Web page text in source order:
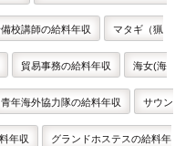
校講師の給料年収 マタギ（猟
貿易事務の給料年収 海女(海
青年海外協力隊の給料年収 サウン
年収 グランドホステスの給料年